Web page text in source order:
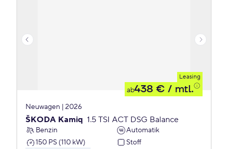
Leasing
ab438 € / mtl.
Neuwagen | 2026
ŠKODA Kamiq 1.5 TSI ACT DSG Balance
Benzin
Automatik
150 PS (110 kW)
Stoff